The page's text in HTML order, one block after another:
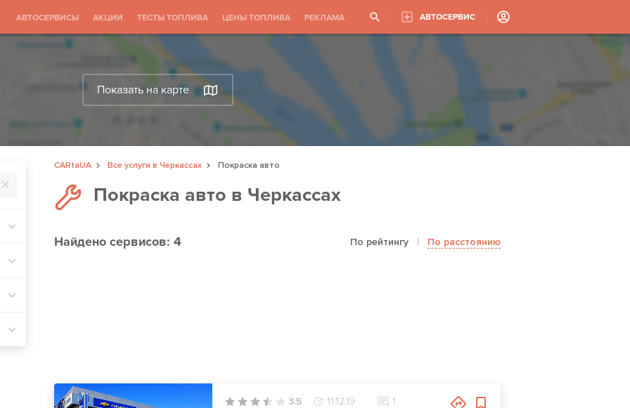
АВТОСЕРВИСЫ АКЦИИ ТЕСТЫ ТОПЛИВА ЦЕНЫ ТОПЛИВА РЕКЛАМА АВТОСЕРВИС
Показать на карте
CARtaUA Все услуги в Черкассах
Покраска авто
Покраска авто в Черкассах
Найденосервисов: 4 По рейтингу | По расстоянию
3.5 11.12.19 1